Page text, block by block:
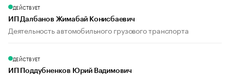
ДЕЙСТВУЕТ
ИП Далбанов Жимабай Конисбаевич
Деятельность автомобильного грузового транспорта
ДЕЙСТВУЕТ
ИП Поддубненков Юрий Вадимович